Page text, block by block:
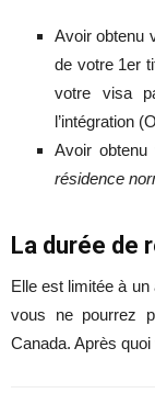
Avoir obtenu
de votre 1er
votre visa
l’intégration
Avoir
résidence
La durée de
Elle est limitée à un
vous ne pourrez
Canada. Après